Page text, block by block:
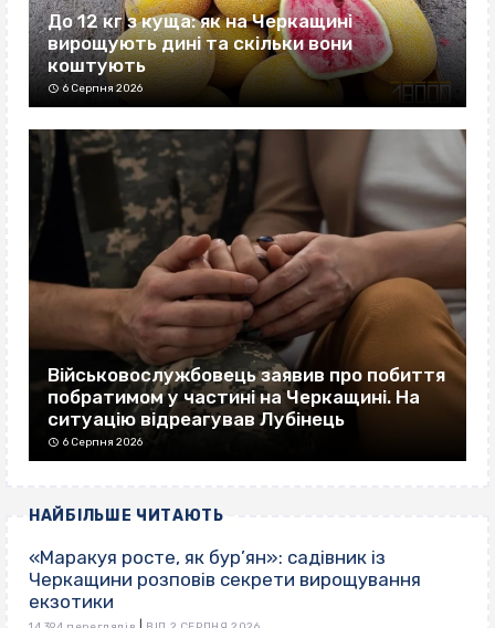
До 12 кг з куща: як на Черкащині
вирощують дині та скільки вони
коштують
6 Серпня 2026
Військовослужбовець заявив про побиття
побратимом у частині на Черкащині. На
ситуацію відреагував Лубінець
6 Серпня 2026
НАЙБІЛЬШЕ ЧИТАЮТЬ
«Маракуя росте, як бур’ян»: садівник із
Черкащини розповів секрети вирощування
екзотики